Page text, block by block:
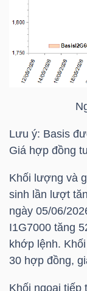
Lưu ý: Basis
Giá hợp đồng
Khối lượng và
sinh lần lượt
ngày 05/06/
I1G7000 tăng
khớp lệnh.
30 hợp đồng,
Khối ngoại tiếp
NGUYÊN
VẬT
LIỆU
CÔNG
NGHIỆP
TIÊU
DÙNG
KHÔNG